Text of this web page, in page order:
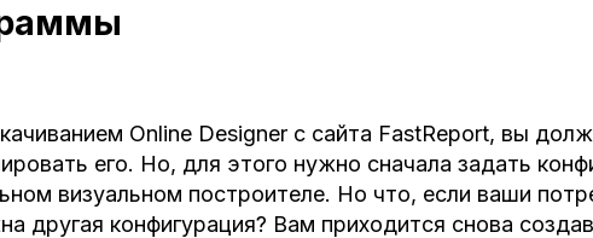
Online Designer с сайта FastReport, вы
его. Но, для этого нужно сначала задать
визуальном построителе. Но что, если ваши
другая конфигурация? Вам приходится снова